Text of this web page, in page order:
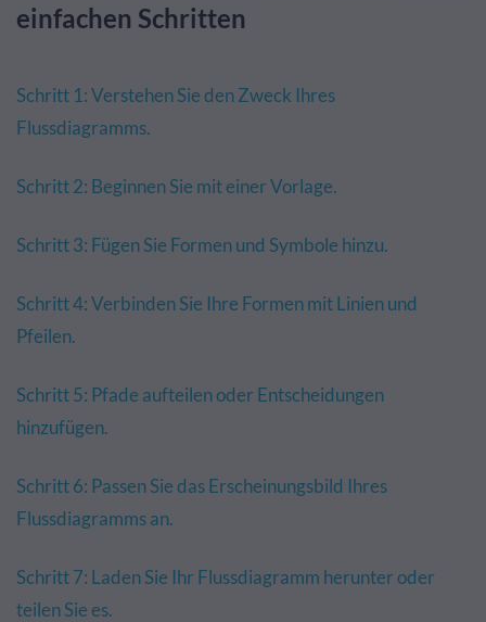
einfachen Schritten
Schritt 1: Verstehen Sie den Zweck Ihres
Flussdiagramms.
Schritt 2: Beginnen Sie mit einer Vorlage.
Schritt 3: Fügen Sie Formen und Symbole hinzu.
Schritt 4: Verbinden Sie Ihre Formen mit Linien und
Pfeilen.
Schritt 5: Pfade aufteilen oder Entscheidungen
hinzufügen.
Schritt 6: Passen Sie das Erscheinungsbild Ihres
Flussdiagramms an.
Schritt 7: Laden Sie Ihr Flussdiagramm herunter oder
teilen Sie es.